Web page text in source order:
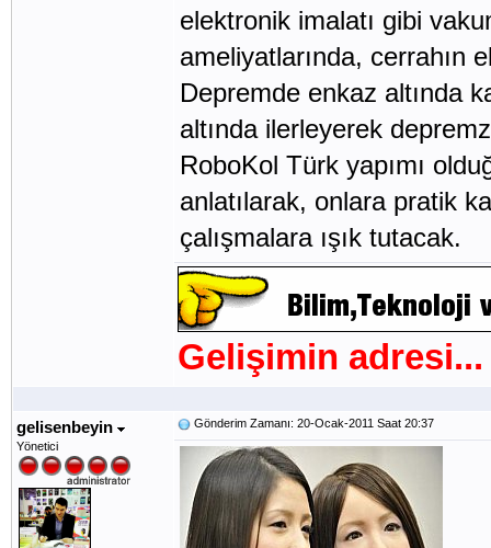
elektronik imalatı gibi
ameliyatlarında, cerrahın
Depremde enkaz altında
altında ilerleyerek
RoboKol Türk yapımı
anlatılarak, onlara pratik
çalışmalara ışık tutacak.
Gelişimin adresi...
gelisenbeyin
Yönetici
Gönderim Zamanı: 20-Ocak-2011 Saat 20:37